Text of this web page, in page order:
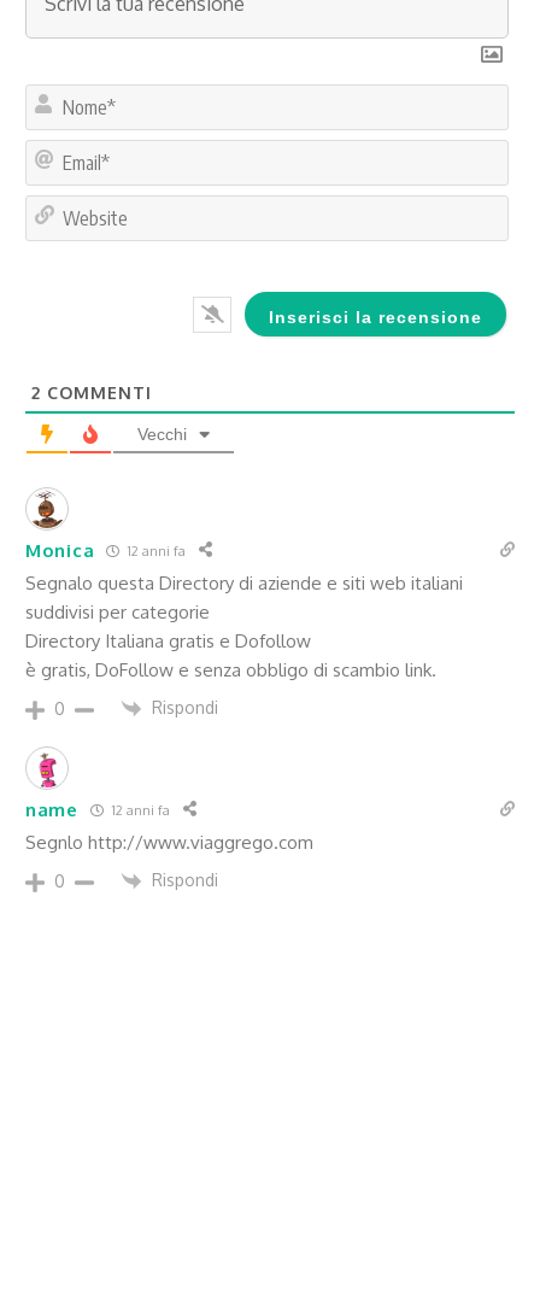
2 COMMENTI
Vecchi
Monica 12 anni fa
Segnalo questa Directory di aziende e siti web italiani
suddivisi per categorie
Directory Italiana gratis e Dofollow
è gratis, DoFollow e senza obbligo di scambio link.
0 Rispondi
name 12 anni fa
Segnlo http://www.viaggrego.com
0 Rispondi